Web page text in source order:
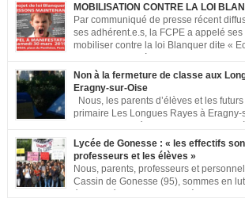
MOBILISATION CONTRE LA LOI
Par communiqué de presse récent
ses adhérent.e.s, la FCPE a appelé
mobiliser contre la loi Blanquer dite «
Pour vous aider à organiser les actions
met à votre disposition ce kit de mobilisation
appelant […]
Non à la fermeture de classe aux
Eragny-sur-Oise
Nous, les parents d’élèves et les
primaire Les Longues Rayes à Eragny-
signons cette pétition pour dire « NON
classe aux Longues Rayes ». Non à la dégradation
d’accueil et d’apprentissage de nos enfants à l’école
enfant a droit à […]
Lycée de Gonesse : « les effectifs
professeurs et les élèves »
Nous, parents, professeurs et
Cassin de Gonesse (95), sommes en
équipe pédagogique en grève depuis